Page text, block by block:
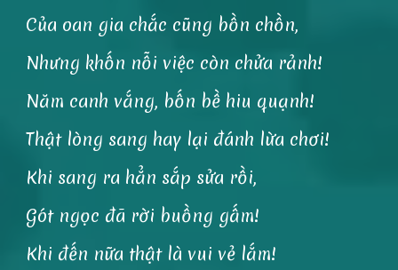
Của oan gia chắc cũng bồn chồn,
Nhưng khốn nỗi việc còn chửa rảnh!
Năm canh vắng, bốn bề hiu quạnh!
Thật lòng sang hay lại đánh lừa chơi!
Khi sang ra hẳn sắp sửa rồi,
Gót ngọc đã rời buồng gấm!
Khi đến nữa thật là vui vẻ lắm!